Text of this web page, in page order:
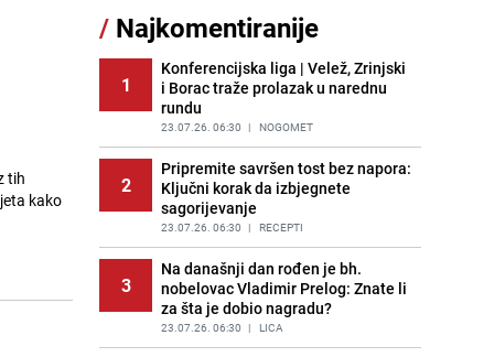
tih
kako
11
KS opkolili zgradu
LOKALNE TEME
12
Šta se dešava u sarajevskom
naselju Vraca? Policija zaprimila
dojavu, izašli na teren
PRIJE 2 DANA | CRNA HRONIKA
13
Pijana sjela za volan: Osiguranje
odbilo isplatu štete na vozilu koje je
slupala Anja Ljubojević
PRIJE 1 DAN | BOSNA I HERCEGOVINA
14
Meteorolozi za danas podigli
upozorenja za 3 regije: Objavljena
prognoza do petka - stiže kiša?
PRIJE 2 DANA | BOSNA I HERCEGOVINA
/ Najkomentiranije
1
Konferencijska liga | Velež, Zrinjski
i Borac traže prolazak u narednu
rundu
23.07.26. 06:30 | NOGOMET
2
Pripremite savršen tost bez napora:
Ključni korak da izbjegnete
sagorijevanje
23.07.26. 06:30 | RECEPTI
3
Na današnji dan rođen je bh.
nobelovac Vladimir Prelog: Znate li
za šta je dobio nagradu?
23.07.26. 06:30 | LICA